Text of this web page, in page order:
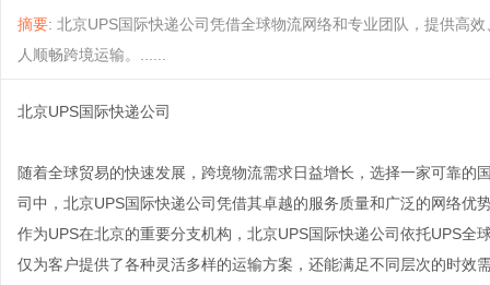
摘要: 北京UPS国际快递公司凭借全球物流网络和专业团队，提供高
人顺畅跨境运输。......
北京UPS国际快递公司
随着全球贸易的快速发展，跨境物流需求日益增长，选择一家可靠
司中，北京UPS国际快递公司凭借其卓越的服务质量和广泛的网络优
作为UPS在北京的重要分支机构，北京UPS国际快递公司依托UPS
仅为客户提供了各种灵活多样的运输方案，还能满足不同层次的时效